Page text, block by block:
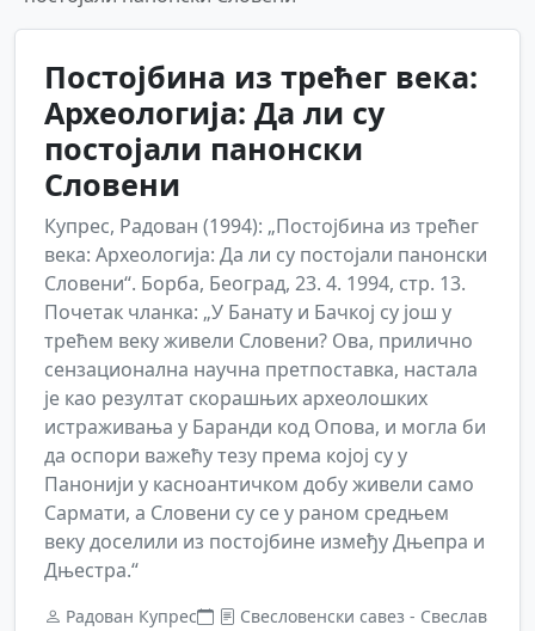
Постојбина из трећег века:
Археологија: Да ли су
постојали панонски
Словени
Купрес, Радован (1994): „Постојбина из трећег
века: Археологија: Да ли су постојали панонски
Словени“. Борба, Београд, 23. 4. 1994, стр. 13.
Почетак чланка: „У Банату и Бачкој су још у
трећем веку живели Словени? Ова, прилично
сензационална научна претпоставка, настала
је као резултат скорашњих археолошких
истраживања у Баранди код Опова, и могла би
да оспори важећу тезу према којој су у
Панонији у касноантичком добу живели само
Сармати, а Словени су се у раном средњем
веку доселили из постојбине између Дњепра и
Дњестра.“
Радован Купрес Свесловенски савез - Свеслав